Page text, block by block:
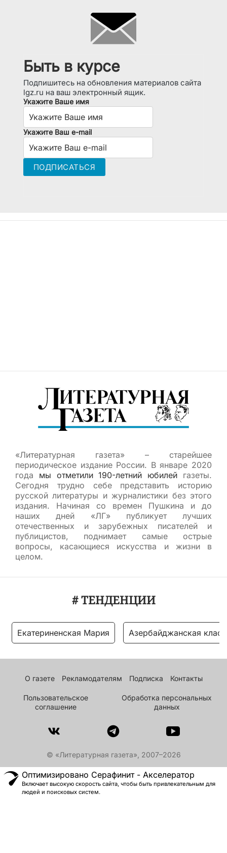
Быть в курсе
Подпишитесь на обновления материалов сайта
lgz.ru на ваш электронный ящик.
Укажите Ваше имя
Укажите Ваш e-mail
«Литературная газета» – старейшее
периодическое издание России. В январе 2020
года мы отметили 190-летний юбилей газеты.
Сегодня трудно себе представить историю
русской литературы и журналистики без этого
издания. Начиная со времен Пушкина и до
наших дней «ЛГ» публикует лучших
отечественных и зарубежных писателей и
публицистов, поднимает самые острые
вопросы, касающиеся искусства и жизни в
целом.
# ТЕНДЕНЦИИ
Екатериненская Мария Азербайджанская
О газете Рекламодателям Подписка Контакты
Пользовательское
соглашение
Обработка персональных
данных
© «Литературная газета», 2007–2026
Оптимизировано Серафинит - Акселератор
Включает высокую скорость сайта, чтобы быть привлекательным для
людей и поисковых систем.